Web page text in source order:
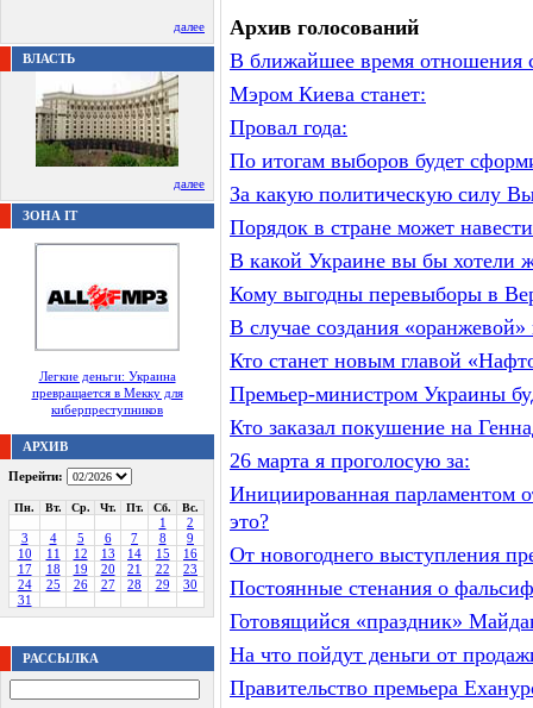
далее
ВЛАСТЬ
далее
ЗОНА IT
Легкие деньги: Украина
превращается в Мекку для
киберпреступников
АРХИВ
Перейти:
Пн. Вт. Ср. Чт. Пт. Сб. Вс.
1
2
3
4 5 6 7 8
9
10
11 12 13 14 15
16
17
18 19 20 21 22
23
24
25 26 27 28 29
30
31
РАССЫЛКА
Архив голосований
В ближайшее время отношения
Мэром Киева станет:
Провал года:
По итогам выборов будет
За какую политическую силу Вы
Порядок в стране может
В какой Украине вы бы хотели
Кому выгодны перевыборы в
В случае создания
Кто станет новым главой
Премьер-министром Украины
Кто заказал покушение на
26 марта я проголосую за:
Инициированная парламентом
это?
От новогоднего выступления
Постоянные стенания о
Готовящийся «праздник»
На что пойдут деньги от
Правительство премьера